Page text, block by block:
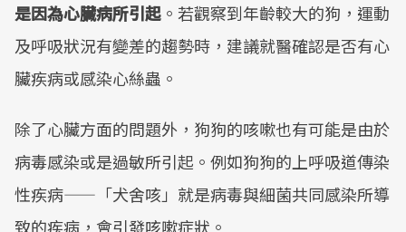
是因為心臟病所引起 。若觀察到年齡較大的狗，運動
及呼吸狀況有變差的趨勢時，建議就醫確認是否有心
臟疾病或感染心絲蟲。
除了心臟方面的問題外，狗狗的咳嗽也有可能是由於
病毒感染或是過敏所引起。例如狗狗的上呼吸道傳染
性疾病——「犬舍咳」就是病毒與細菌共同感染所導
致的疾病，會引發咳嗽症狀。